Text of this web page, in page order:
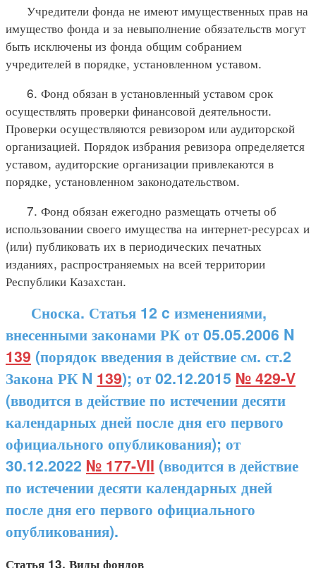
Учредители фонда не имеют имущественных прав на
имущество фонда и за невыполнение обязательств могут
быть исключены из фонда общим собранием
учредителей в порядке, установленном уставом.
6. Фонд обязан в установленный уставом срок
осуществлять проверки финансовой деятельности.
Проверки осуществляются ревизором или аудиторской
организацией. Порядок избрания ревизора определяется
уставом, аудиторские организации привлекаются в
порядке, установленном законодательством.
7. Фонд обязан ежегодно размещать отчеты об
использовании своего имущества на интернет-ресурсах и
(или) публиковать их в периодических печатных
изданиях, распространяемых на всей территории
Республики Казахстан.
Сноска. Статья 12 c изменениями,
внесенными законами РК от 05.05.2006 N
139 (порядок введения в действие см. ст.2
Закона РК N 139); от 02.12.2015 № 429-V
(вводится в действие по истечении десяти
календарных дней после дня его первого
официального опубликования); от
30.12.2022 № 177-VII (вводится в действие
по истечении десяти календарных дней
после дня его первого официального
опубликования).
Статья 13. Виды фондов